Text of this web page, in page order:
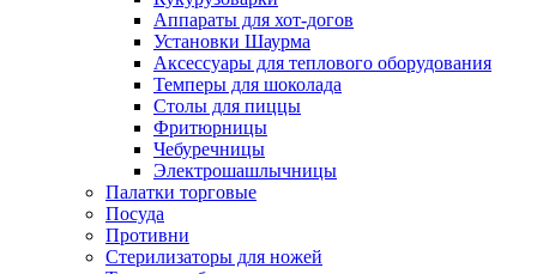
Аппараты для хот-догов
Установки Шаурма
Аксессуары для теплового оборудования
Темперы для шоколада
Столы для пиццы
Фритюрницы
Чебуречницы
Электрошашлычницы
Палатки торговые
Посуда
Противни
Стерилизаторы для ножей